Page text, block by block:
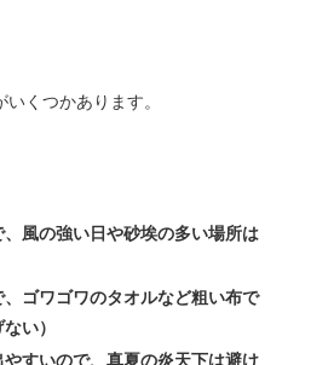
くつかあります。
風の強い日や砂埃の多い場所は
ゴワゴワのタオルなど粗い布で
い）
すいので、真夏の炎天下は避け